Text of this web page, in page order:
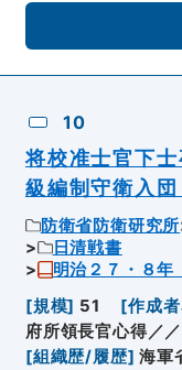
10
将校准士官下
級編制守衛入団
防衛省防衛研究所
日清戦書
明治２７・８
[規模] 51 [作成
府所領長官心得／
[組織歴/履歴] 海軍